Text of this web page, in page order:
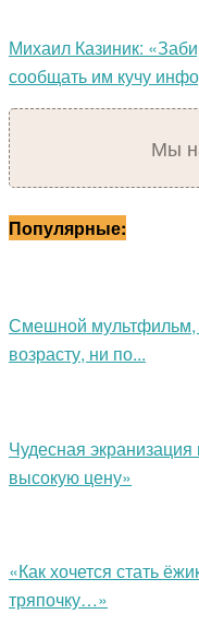
Михаил Казиник:
сообщать им кучу
Мы
Популярные:
Смешной мультфильм,
возрасту, ни по...
Чудесная
высокую цену»
«Как хочется стать
тряпочку…»